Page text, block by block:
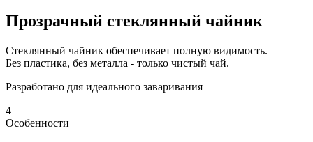
Прозрачный стеклянный чайник
Стеклянный чайник обеспечивает полную видимость.
Без пластика, без металла - только чистый чай.
Разработано для идеального заваривания
4
Особенности